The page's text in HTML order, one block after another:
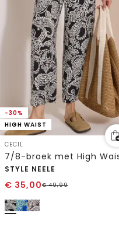
-30%
HIGH WAIST
CECIL
STYLE NEELE
€ 35,00€49,99